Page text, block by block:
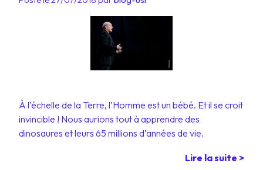
À l’échelle de la Terre, l’Homme est un bébé. Et il se croit
invincible ! Nous aurions tout à apprendre des
dinosaures et leurs 65 millions d’années de vie.
Lire la suite >